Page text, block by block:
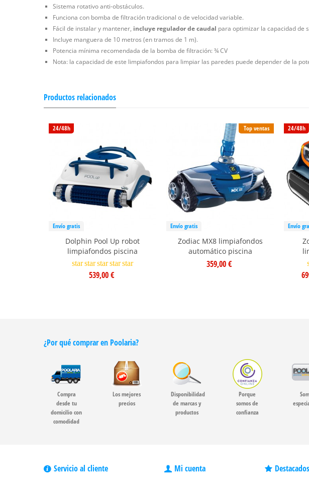
Sistema rotativo anti-obstáculos.
Funciona con bomba de filtración tradicional o de velocidad variable.
Fácil de instalar y mantener, incluye regulador de caudal para optimizar la capacidad de
Incluye manguera de 10 metros (en tramos de 1 m).
Potencia mínima recomendada de la bomba de filtración: ¾ CV
Nota: la capacidad de este limpiafondos para limpiar las paredes puede depender de la
Productos relacionados
24/48h
Envío gratis
Dolphin Pool Up robot
limpiafondos piscina
starstarstarstarstar
539,00 €
Top ventas
Envío gratis
Zodiac MX8 limpiafondos
automático piscina
359,00 €
24/48h
Envío
¿Por qué comprar en Poolaria?
Compra
desde tu
domicilio con
comodidad
Los mejores
precios
Disponibilidad
de marcas y
productos
Porque
somos de
confianza
Servicio al cliente Mi cuenta Destacados